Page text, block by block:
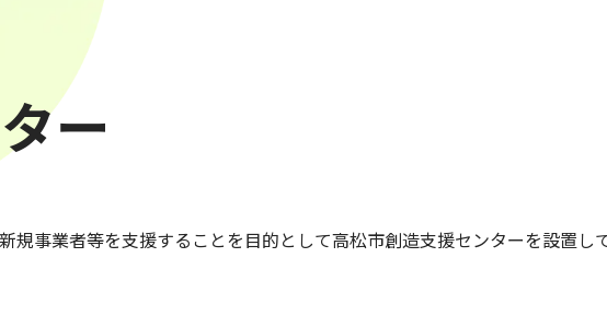
ー
事業者等を支援することを目的として高松市創造支援センターを設置して